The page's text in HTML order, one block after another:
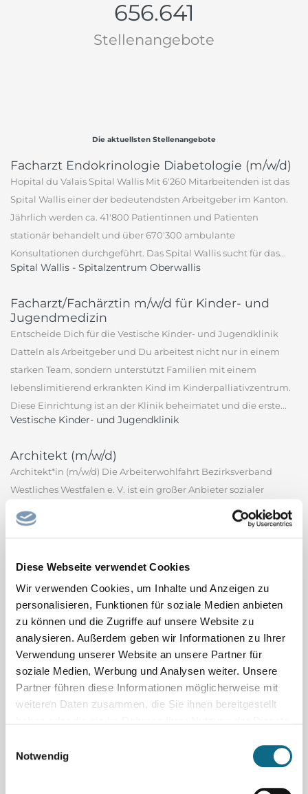
Diese Webseite verwendet Cookies
Wir verwenden Cookies, um Inhalte und Anzeigen zu
personalisieren, Funktionen für soziale Medien anbieten
zu können und die Zugriffe auf unsere Website zu
analysieren. Außerdem geben wir Informationen zu Ihrer
Verwendung unserer Website an unsere Partner für
soziale Medien, Werbung und Analysen weiter. Unsere
Partner führen diese Informationen möglicherweise mit
weiteren Daten zusammen, die Sie ihnen bereitgestellt
Notwendig
656.641
Stellenangebote
Die aktuellsten Stellenangebote
Facharzt Endokrinologie Diabetologie (m/w/d)
Hopital du Valais Spital Wallis Mit 6'260 Mitarbeitenden ist das
Spital Wallis einer der bedeutendsten Arbeitgeber im Kanton.
Jährlich werden ca. 41'800 Patientinnen und Patienten
stationär behandelt und über 670'300 ambulante
Konsultationen durchgeführt. Das Spital Wallis sucht für das...
Spital Wallis - Spitalzentrum Oberwallis
Facharzt/Fachärztin m/w/d für Kinder- und
Jugendmedizin
Entscheide Dich für die Vestische Kinder- und Jugendklinik
Datteln als Arbeitgeber und Du arbeitest nicht nur in einem
starken Team, sondern unterstützt Familien mit einem
lebenslimitierend erkrankten Kind im Kinderpalliativzentrum.
Diese Einrichtung ist an der Klinik beheimatet und die erste...
Vestische Kinder- und Jugendklinik
Architekt (m/w/d)
Architekt*in (m/w/d) Die Arbeiterwohlfahrt Bezirksverband
Westliches Westfalen e. V. ist ein großer Anbieter sozialer
Dienstleistungen und verfügt über eine 100-jährige Tradition.
Unsere Tochtergesellschaft, die AWO Immobilien GmbH, sorgt
Ärztliche Leiterin/Ärztlicher Leiter
Ärztliche Leiterin/Ärztlicher Leiter Die NÖ
Landesgesundheitsagentur ist das gemeinsame Dach für alle
NÖ Klinikstandorte sowie NÖ Pflege-, Betreuungs- und
Förderzentren. Ein innovatives Arbeitsumfeld, langfristige Job-
kennzeichnen alle...
Verwaltungsfachangestellter oder Kaufmann
für Büromanagement (m/w/d)